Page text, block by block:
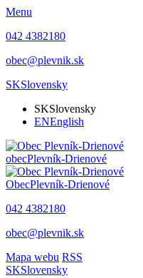
Menu
042 4382180
obec@plevnik.sk
SKSlovensky
SKSlovensky
ENEnglish
obecPlevník-Drienové
ObecPlevník-Drienové
042 4382180
obec@plevnik.sk
Mapa webu RSS
SKSlovensky